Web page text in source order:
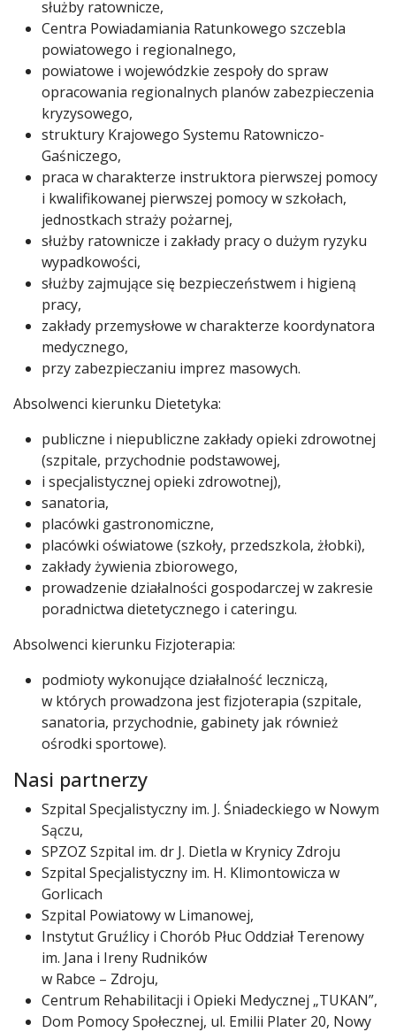
służby ratownicze,
Centra Powiadamiania Ratunkowego szczebla
powiatowego i regionalnego,
powiatowe i wojewódzkie zespoły do spraw
opracowania regionalnych planów zabezpieczenia
kryzysowego,
struktury Krajowego Systemu Ratowniczo-
Gaśniczego,
praca w charakterze instruktora pierwszej pomocy
i kwalifikowanej pierwszej pomocy w szkołach,
jednostkach straży pożarnej,
służby ratownicze i zakłady pracy o dużym ryzyku
wypadkowości,
służby zajmujące się bezpieczeństwem i higieną
pracy,
zakłady przemysłowe w charakterze koordynatora
medycznego,
przy zabezpieczaniu imprez masowych.
Absolwenci kierunku Dietetyka:
publiczne i niepubliczne zakłady opieki zdrowotnej
(szpitale, przychodnie podstawowej,
i specjalistycznej opieki zdrowotnej),
sanatoria,
placówki gastronomiczne,
placówki oświatowe (szkoły, przedszkola, żłobki),
zakłady żywienia zbiorowego,
prowadzenie działalności gospodarczej w zakresie
poradnictwa dietetycznego i cateringu.
Absolwenci kierunku Fizjoterapia:
podmioty wykonujące działalność leczniczą,
w których prowadzona jest fizjoterapia (szpitale,
sanatoria, przychodnie, gabinety jak również
ośrodki sportowe).
Nasi partnerzy
Szpital Specjalistyczny im. J. Śniadeckiego w Nowym
Sączu,
SPZOZ Szpital im. dr J. Dietla w Krynicy Zdroju
Szpital Specjalistyczny im. H. Klimontowicza w
Gorlicach
Szpital Powiatowy w Limanowej,
Instytut Gruźlicy i Chorób Płuc Oddział Terenowy
im. Jana i Ireny Rudników
w Rabce – Zdroju,
Centrum Rehabilitacji i Opieki Medycznej „TUKAN”,
Dom Pomocy Społecznej, ul. Emilii Plater 20, Nowy